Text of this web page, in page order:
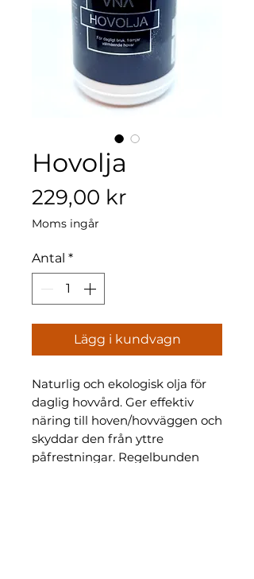
Hovolja
229,00 krPris
Moms ingår
Antal *
Lägg i kundvagn
Naturlig och ekologisk olja för
daglig hovvård. Ger effektiv
näring till hoven/hovväggen och
skyddar den från yttre
påfrestningar. Regelbunden